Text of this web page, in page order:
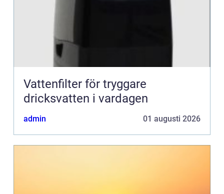
Vattenfilter för tryggare
dricksvatten i vardagen
admin 01 augusti 2026